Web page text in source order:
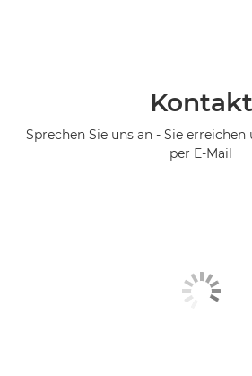
Kontakt
Sprechen Sie uns an - Sie
per E-Mail